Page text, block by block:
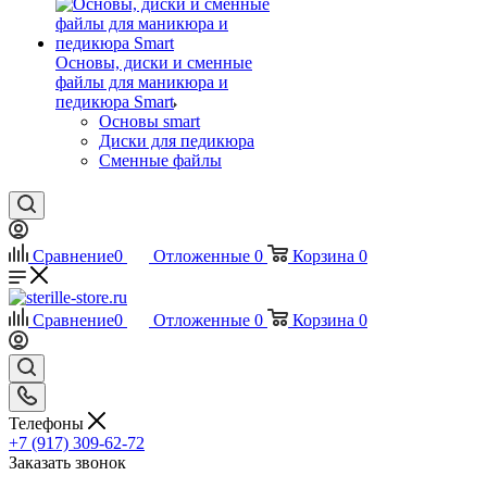
Основы, диски и сменные
файлы для маникюра и
педикюра Smart
Основы smart
Диски для педикюра
Сменные файлы
Сравнение0 Отложенные 0 Корзина 0
Сравнение0 Отложенные 0 Корзина 0
Телефоны
+7 (917) 309-62-72
Заказать звонок